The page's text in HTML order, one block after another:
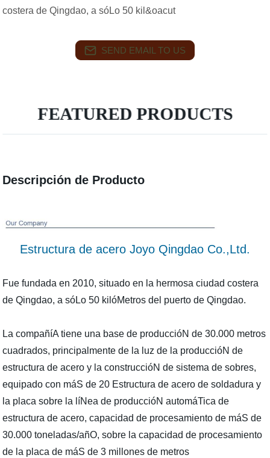
costera de Qingdao, a sóLo 50 kil&oacut
SEND EMAIL TO US
FEATURED PRODUCTS
Descripción de Producto
Estructura de acero Joyo Qingdao Co.,Ltd.
Fue fundada en 2010, situado en la hermosa ciudad costera
de Qingdao, a sóLo 50 kilóMetros del puerto de Qingdao.
La compañíA tiene una base de produccióN de 30.000 metros
cuadrados, principalmente de la luz de la produccióN de
estructura de acero y la construccióN de sistema de sobres,
equipado con máS de 20 Estructura de acero de soldadura y
la placa sobre la líNea de produccióN automáTica de
estructura de acero, capacidad de procesamiento de máS de
30.000 toneladas/añO, sobre la capacidad de procesamiento
de la placa de máS de 3 millones de metros